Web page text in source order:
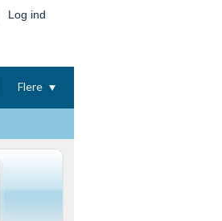
Log ind
Flere